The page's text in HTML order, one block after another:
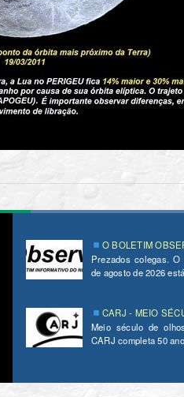
O BOLETIM
Prezados colegas.
de agosto de 2026
CARJ - MEIO
Meio século de
CARJ completa 50